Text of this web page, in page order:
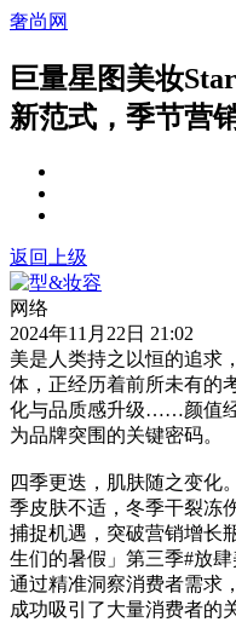
奢尚网
巨量星图美妆
新范式，季节营
返回上级
网络
2024年11月22日 21:02
美是人类持之以恒的追求
体，正经历着前所未有的
化与品质感升级……颜值
为品牌突围的关键密码。
四季更迭，肌肤随之变化
季皮肤不适，冬季干裂冻
捕捉机遇，突破营销增长
生们的暑假」第三季#放
通过精准洞察消费者需求
成功吸引了大量消费者的